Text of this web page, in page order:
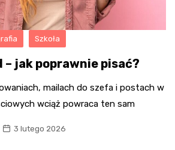
Szkoła
– jak poprawnie pisać?
mailach do szefa i postach w
wciąż powraca ten sam
3 lutego 2026